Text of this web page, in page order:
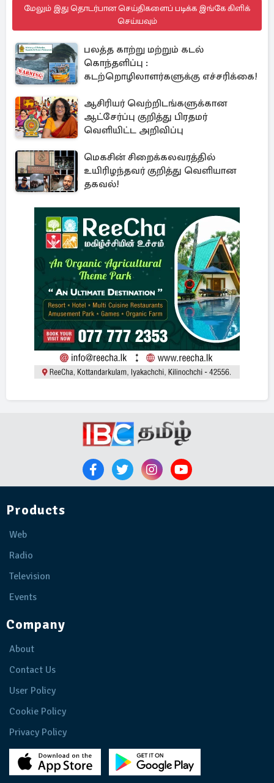
மேலும் இது தொடர்பான செய்திகளைப் படிக்க இங்கே கிளிக்
செய்யவும்
பலத்த காற்று மற்றும் கடல்
கொந்தளிப்பு :
கடற்றொழிலாளர்களுக்கு எச்சரிக்கை!
ஆசிரியர் வெற்றிடங்களுக்கான
ஆட்சேர்ப்பு குறித்து பிரதமர்
வெளியிட்ட அறிவிப்பு
மெகசின் சிறைக்கலவரத்தில்
உயிரிழந்தவர் குறித்து வெளியான
தகவல்!
Products
Web
Radio
Television
Events
Company
About
Contact Us
User Policy
Cookie Policy
Privacy Policy